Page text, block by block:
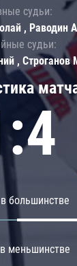
большинстве
меньшинстве
судьи:
, Раводин
судьи:
, Строганов